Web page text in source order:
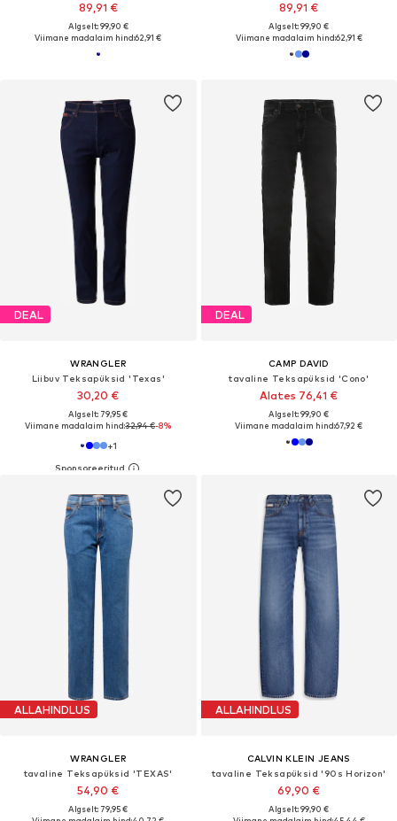
89,91 €
Algselt: 99,90 €
Viimane madalaim hind:62,91 €
89,91 €
Algselt: 99,90 €
Viimane madalaim hind:62,91 €
DEAL
WRANGLER
Liibuv Teksapüksid 'Texas'
30,20 €
Algselt: 79,95 €
Viimane madalaim hind:32,94 €-8%
+1
DEAL
CAMP DAVID
tavaline Teksapüksid 'Cono'
Alates 76,41 €
Algselt: 99,90 €
Viimane madalaim hind:67,92 €
ALLAHINDLUS
WRANGLER
tavaline Teksapüksid 'TEXAS'
54,90 €
Algselt: 79,95 €
ALLAHINDLUS
CALVIN KLEIN JEANS
tavaline Teksapüksid '90s Horizon'
69,90 €
Algselt: 99,90 €